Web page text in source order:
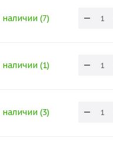
наличии (7)
наличии (1)
наличии (3)